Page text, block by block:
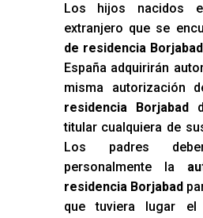
Los hijos nacidos
extranjero que se
de residencia Borjabad
España adquirirán
misma autorización
residencia Borjabad
titular cualquiera de
Los padres
personalmente la
residencia Borjabad
que tuviera lugar el